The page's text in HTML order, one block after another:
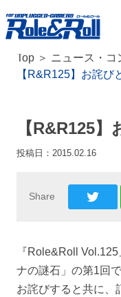
Top
ニュース・コ
【R&R125】お詫び
【R&R125
投稿日： 2015.02.16
Share
『Role&Roll
ナの謎石」の第1回
お詫びすると共に、